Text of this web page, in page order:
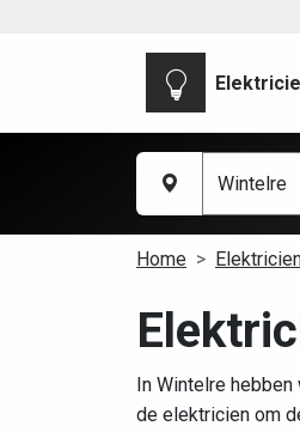
Home
In Wintelre
de elektricien om